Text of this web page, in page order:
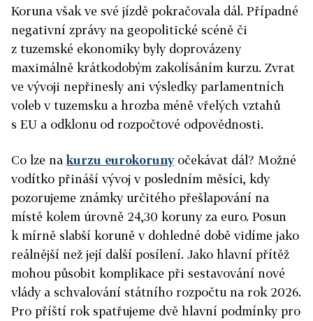
Koruna však ve své jízdě pokračovala dál. Případné
negativní zprávy na geopolitické scéně či
z tuzemské ekonomiky byly doprovázeny
maximálně krátkodobým zakolísáním kurzu. Zvrat
ve vývoji nepřinesly ani výsledky parlamentních
voleb v tuzemsku a hrozba méně vřelých vztahů
s EU a odklonu od rozpočtové odpovědnosti.
Co lze nakurzu eurokorunyočekávat dál? Možné
vodítko přináší vývoj v posledním měsíci, kdy
pozorujeme známky určitého přešlapování na
místě kolem úrovně 24,30 koruny za euro. Posun
k mírně slabší koruně v dohledné době vidíme jako
reálnější než její další posílení. Jako hlavní přítěž
mohou působit komplikace při sestavování nové
vlády a schvalování státního rozpočtu na rok 2026.
Pro příští rok spatřujeme dvě hlavní podmínky pro